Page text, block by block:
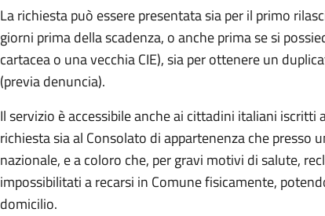
La richiesta può essere presentata sia per il primo
giorni prima della scadenza, o anche prima se si
cartacea o una vecchia CIE), sia per ottenere un
(previa denuncia).
Il servizio è accessibile anche ai cittadini italiani iscritti
richiesta sia al Consolato di appartenenza che presso
nazionale, e a coloro che, per gravi motivi di salute,
impossibilitati a recarsi in Comune fisicamente,
domicilio.